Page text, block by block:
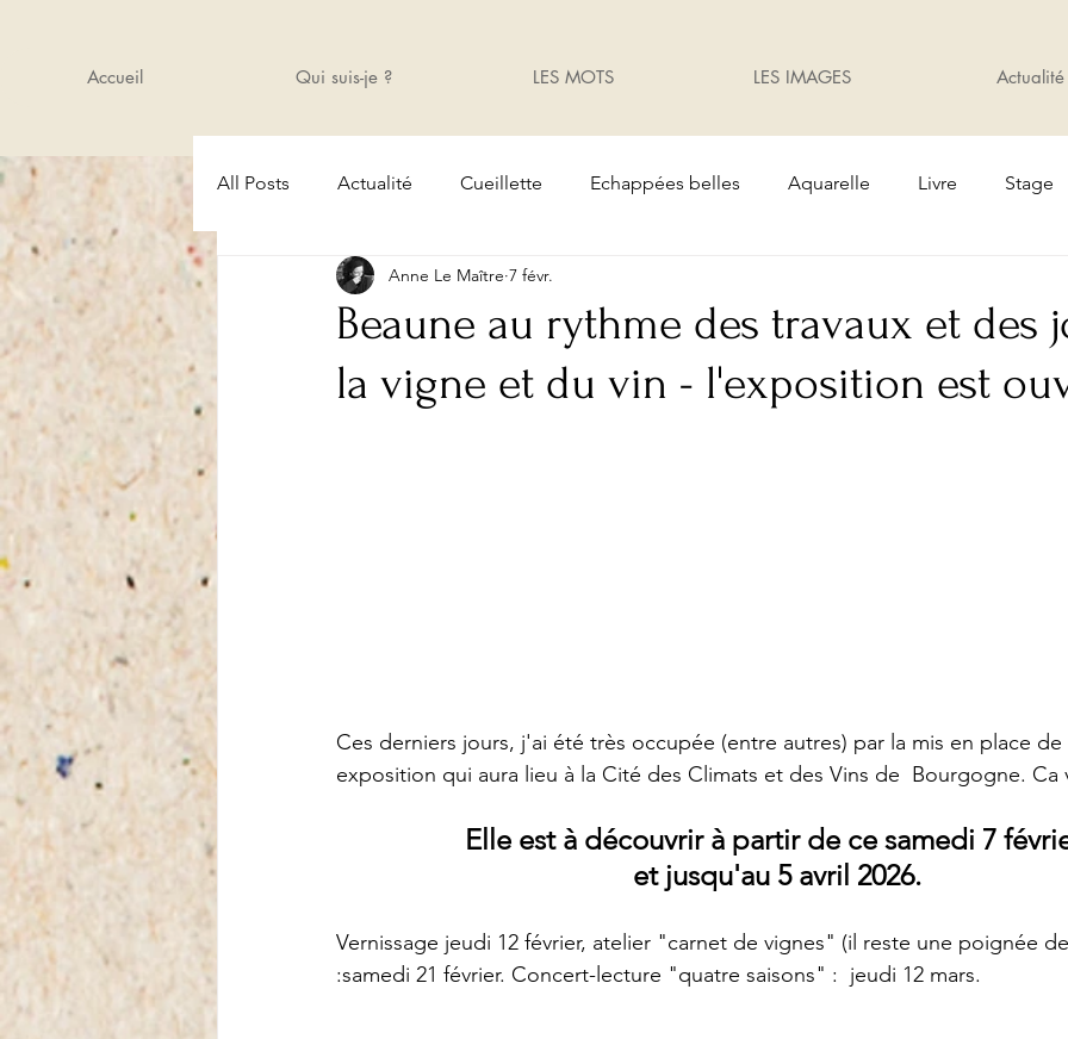
Accueil Qui suis-je ? LES MOTS LES IMAGES Actualité
All Posts Actualité Cueillette Echappées belles Aquarelle Livre Stage
Cours Actualité
Beaune au rythme des travaux et des
la vigne et du vin - l'exposition est
Anne Le Maître 7 févr.
Ces derniers jours, j'ai été très occupée (entre autres) par la mis en place
exposition qui aura lieu à la Cité des Climats et des Vins de  Bourgogne.
Elle est à découvrir à partir de ce samedi 7
et jusqu'au 5 avril 2026.
Vernissage jeudi 12 février, atelier "carnet de vignes" (il reste une poignée
:samedi 21 février. Concert-lecture "quatre saisons" :  jeudi 12 mars.